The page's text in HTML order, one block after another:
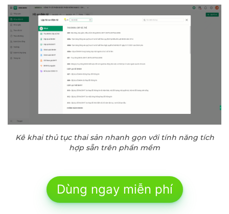
Kê khai thủ tục thai sản nhanh gọn với tính năng tích
hợp sẵn trên phần mềm
Dùng ngay miễn phí